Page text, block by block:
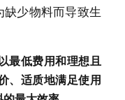
少物料而导致生
最低费用和理想且
、适质地满足使用